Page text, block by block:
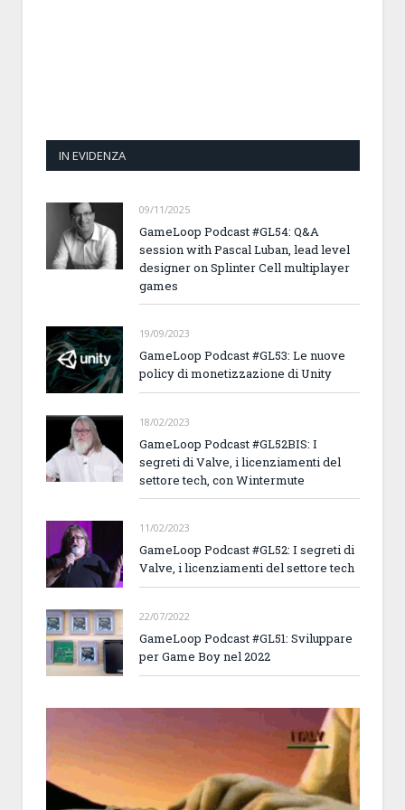
IN EVIDENZA
09/11/2025
GameLoop Podcast #GL54: Q&A
session with Pascal Luban, lead level
designer on Splinter Cell multiplayer
games
19/09/2023
GameLoop Podcast #GL53: Le nuove
policy di monetizzazione di Unity
18/02/2023
GameLoop Podcast #GL52BIS: I
segreti di Valve, i licenziamenti del
settore tech, con Wintermute
11/02/2023
GameLoop Podcast #GL52: I segreti di
Valve, i licenziamenti del settore tech
22/07/2022
GameLoop Podcast #GL51: Sviluppare
per Game Boy nel 2022